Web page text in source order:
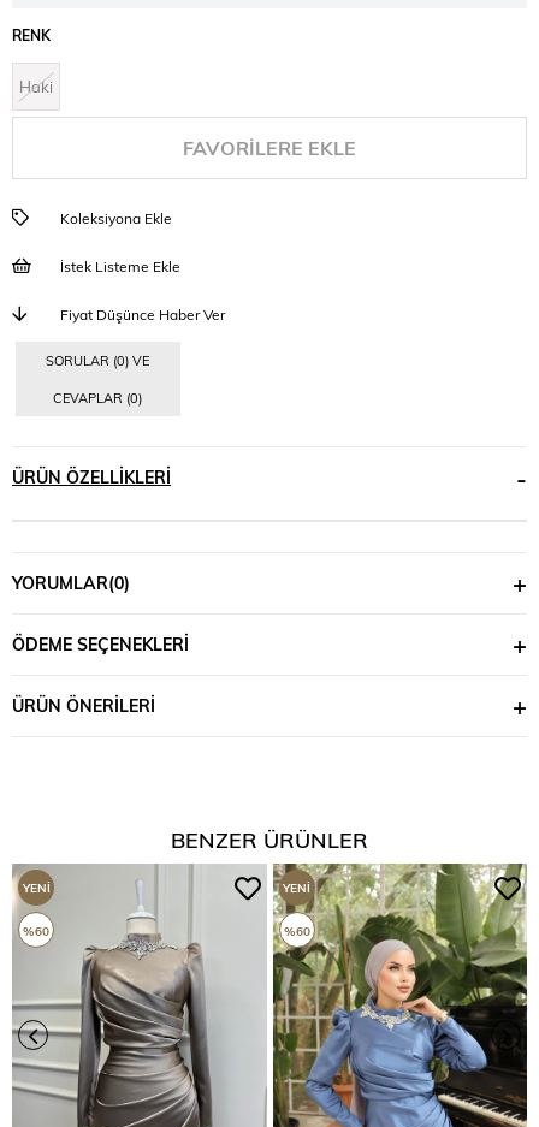
RENK
Haki
FAVORILERE EKLE
Koleksiyona Ekle
İstek Listeme Ekle
Fiyat Düşünce Haber Ver
SORULAR (0) VE
CEVAPLAR (0)
ÜRÜN ÖZELLIKLERI
YORUMLAR(0)
ÖDEME SEÇENEKLERI
ÜRÜN ÖNERILERI
BENZER ÜRÜNLER
YENI
ÜRÜN
%60
YENI
ÜRÜN
%60